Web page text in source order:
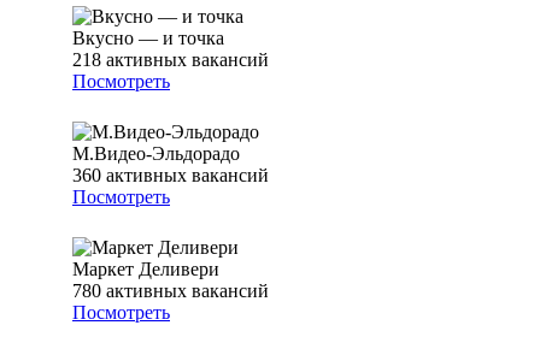
Вкусно — и точка
218 активных вакансий
Посмотреть
М.Видео-Эльдорадо
360 активных вакансий
Посмотреть
Маркет Деливери
780 активных вакансий
Посмотреть